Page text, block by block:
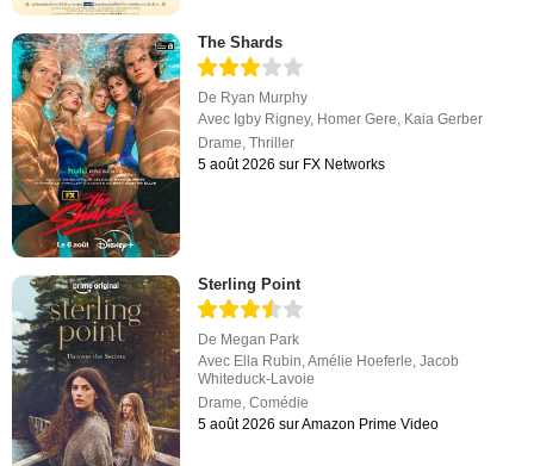
The Shards
De Ryan Murphy
Avec Igby Rigney, Homer Gere, Kaia Gerber
Drame,Thriller
5 août 2026 sur FX Networks
Sterling Point
De Megan Park
Avec Ella Rubin,Amélie Hoeferle,Jacob
Whiteduck-Lavoie
Drame,Comédie
5 août 2026 sur Amazon Prime Video